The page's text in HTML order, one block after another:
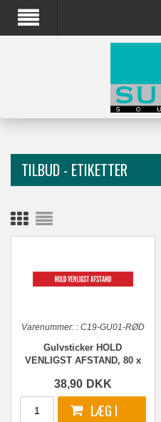
TILBUD - ETIKETTER
Varenummer:: C19-GU01-RØD
Gulvsticker HOLD
VENLIGST AFSTAND, 80 x
38,90 DKK